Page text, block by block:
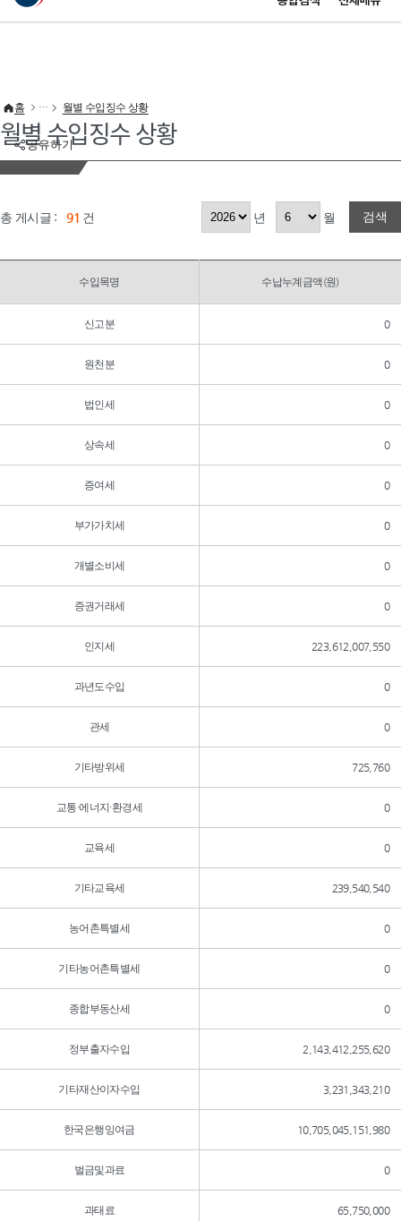
이 누리집은 대한민국 공식 전자정부 누리집입니다.
공유하기
홈 월별 수입징수 상황
월별 수입징수 상황
총 게시글 : 91 건 년 월 검색
수입목명 수납누계금액(원)
신고분 0
원천분 0
법인세 0
상속세 0
증여세 0
부가가치세 0
개별소비세 0
증권거래세 0
인지세 223,612,007,550
과년도수입 0
관세 0
기타방위세 725,760
교통·에너지·환경세 0
교육세 0
기타교육세 239,540,540
농어촌특별세 0
기타농어촌특별세 0
종합부동산세 0
정부출자수입 2,143,412,255,620
기타재산이자수입 3,231,343,210
한국은행잉여금 10,705,045,151,980
벌금및과료 0
과태료 65,750,000